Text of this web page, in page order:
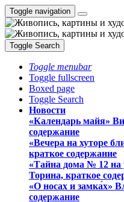
Toggle navigation
Toggle Search
Toggle menubar
Toggle fullscreen
Boxed page
Toggle Search
Новости
«Календарь майя»
содержание
«Вечера на хуторе
краткое содержание
«Тайна дома № 12 на
Торина, краткое
«О носах и замка́х»
содержание